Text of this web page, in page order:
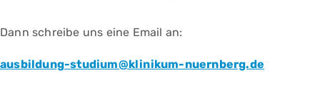
Dann schreibe uns eine Email an:
ausbildung-studium@klinikum-nuernberg.de